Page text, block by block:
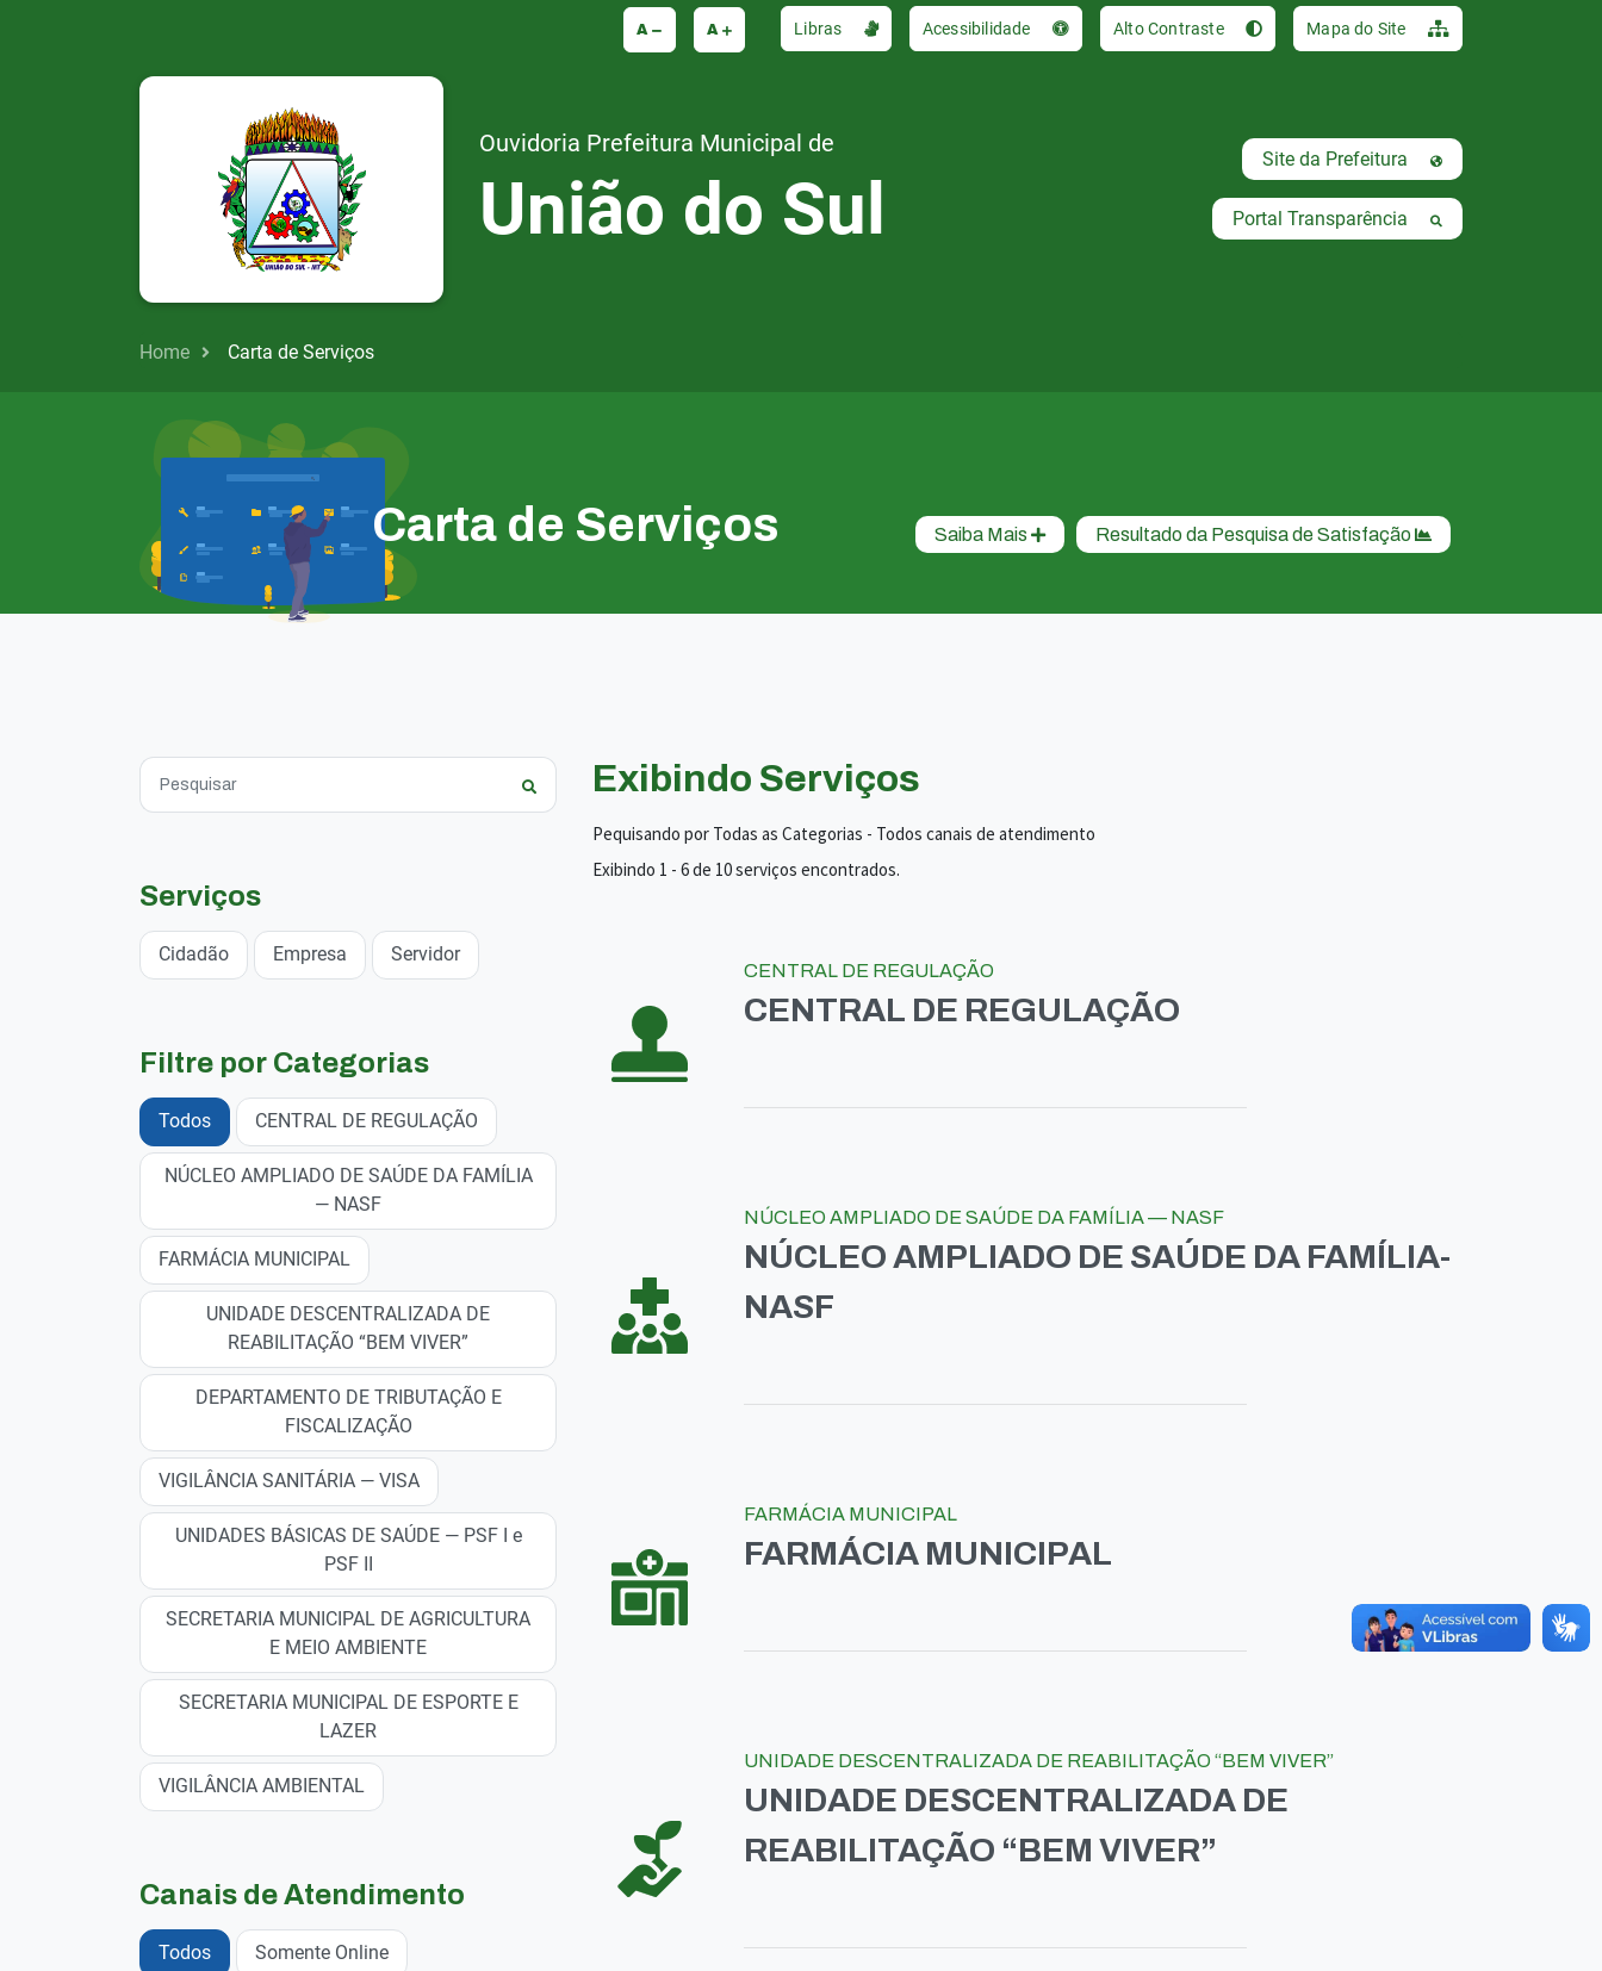
A A Libras Acessibilidade Alto Contraste Mapa do Site
Ouvidoria Prefeitura Municipal de
União do Sul
Site da Prefeitura
Portal Transparência
Home Carta de Serviços
Carta de Serviços Saiba Mais Resultado da Pesquisa de Satisfação
Serviços
Cidadão Empresa Servidor
Filtre por Categorias
Todos CENTRAL DE REGULAÇÃO
NÚCLEO AMPLIADO DE SAÚDE DA FAMÍLIA
— NASF
FARMÁCIA MUNICIPAL
UNIDADE DESCENTRALIZADA DE
REABILITAÇÃO “BEM VIVER”
DEPARTAMENTO DE TRIBUTAÇÃO E
FISCALIZAÇÃO
VIGILÂNCIA SANITÁRIA — VISA
UNIDADES BÁSICAS DE SAÚDE — PSF I e
PSF II
SECRETARIA MUNICIPAL DE AGRICULTURA
E MEIO AMBIENTE
SECRETARIA MUNICIPAL DE ESPORTE E
LAZER
VIGILÂNCIA AMBIENTAL
Canais de Atendimento
Todos Somente Online
Exibindo Serviços
Pequisando por Todas as Categorias - Todos canais de atendimento
Exibindo 1 - 6 de 10 serviços encontrados.
CENTRAL DE REGULAÇÃO
CENTRAL DE REGULAÇÃO
NÚCLEO AMPLIADO DE SAÚDE DA FAMÍLIA — NASF
NÚCLEO AMPLIADO DE SAÚDE DA FAMÍLIA-
NASF
FARMÁCIA MUNICIPAL
FARMÁCIA MUNICIPAL
UNIDADE DESCENTRALIZADA DE REABILITAÇÃO “BEM VIVER”
UNIDADE DESCENTRALIZADA DE
REABILITAÇÃO “BEM VIVER”